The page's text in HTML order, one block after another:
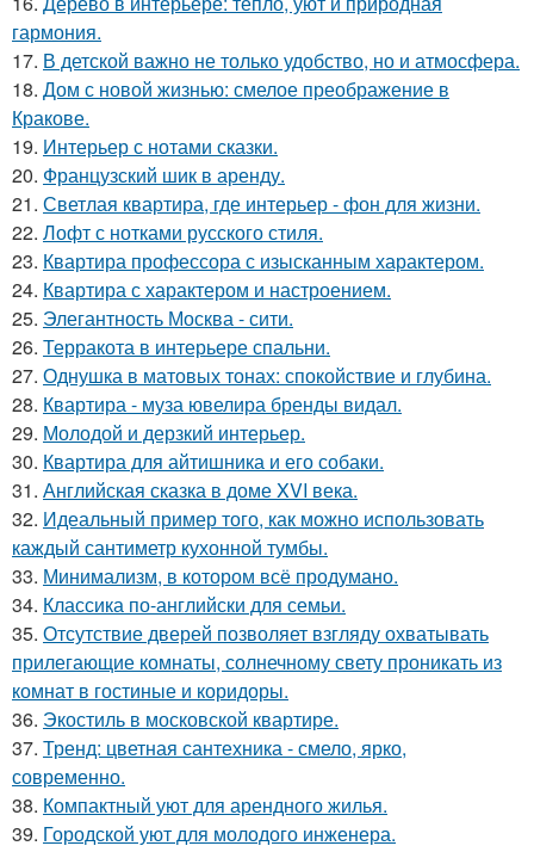
гармония.
17. В детской важно не только удобство, но и атмосфера.
18. Дом с новой жизнью: смелое преображение в
Кракове.
19. Интерьер с нотами сказки.
20. Французский шик в аренду.
21. Светлая квартира, где интерьер - фон для жизни.
22. Лофт с нотками русского стиля.
23. Квартира профессора с изысканным характером.
24. Квартира с характером и настроением.
25. Элегантность Москва - сити.
26. Терракота в интерьере спальни.
27. Однушка в матовых тонах: спокойствие и глубина.
28. Квартира - муза ювелира бренды видал.
29. Молодой и дерзкий интерьер.
30. Квартира для айтишника и его собаки.
31. Английская сказка в доме XVI века.
32. Идеальный пример того, как можно использовать
каждый сантиметр кухонной тумбы.
33. Минимализм, в котором всё продумано.
34. Классика по-английски для семьи.
35. Отсутствие дверей позволяет взгляду охватывать
прилегающие комнаты, солнечному свету проникать из
комнат в гостиные и коридоры.
36. Экостиль в московской квартире.
37. Тренд: цветная сантехника - смело, ярко,
современно.
38. Компактный уют для арендного жилья.
39. Городской уют для молодого инженера.